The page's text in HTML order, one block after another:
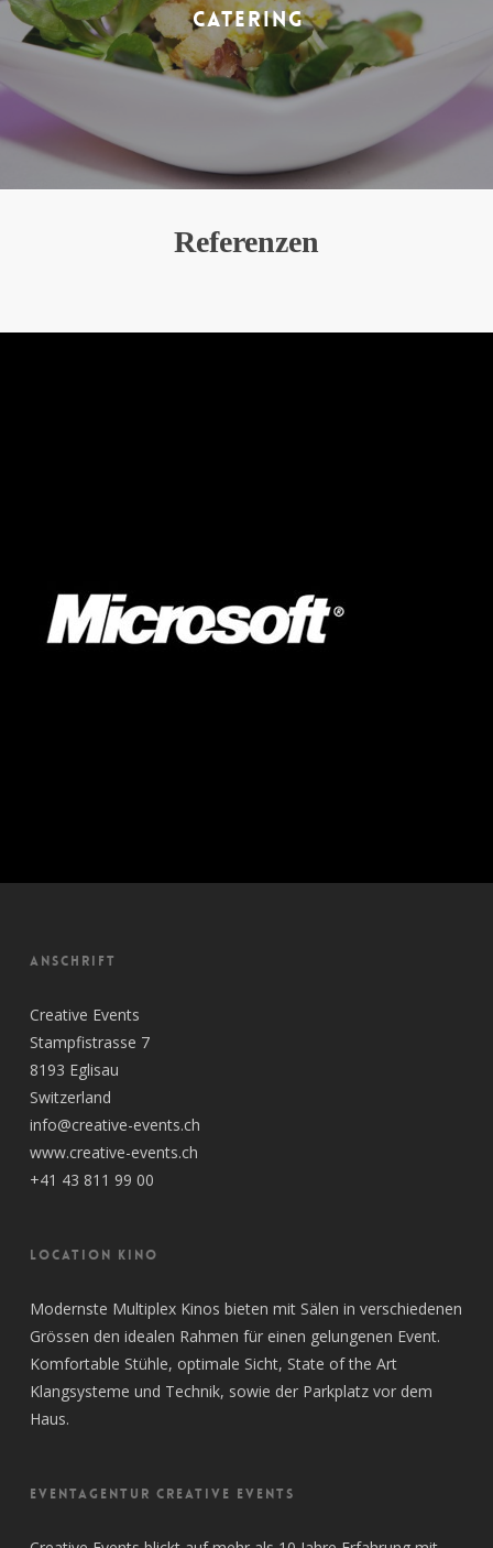
CATERING
Referenzen
ANSCHRIFT
Creative Events
Stampfistrasse 7
8193 Eglisau
Switzerland
info@creative-events.ch
www.creative-events.ch
+41 43 811 99 00
LOCATION KINO
Modernste Multiplex Kinos bieten mit Sälen in verschiedenen
Grössen den idealen Rahmen für einen gelungenen Event.
Komfortable Stühle, optimale Sicht, State of the Art
Klangsysteme und Technik, sowie der Parkplatz vor dem
Haus.
EVENTAGENTUR CREATIVE EVENTS